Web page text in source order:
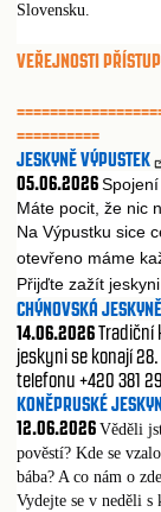
Slovensku.
VEŘEJNOSTI
==========
JESKYNĚ VÝPUSTEK
05.06.2026
Máte pocit, že nic
Na Výpustku sice
otevřeno máme
Přijďte zažít
CHÝNOVSKÁ JESKYNĚ
14.06.2026Tradiční
jeskyni se konají
telefonu +420 381
KONĚPRUSKÉ
12.06.2026 Věděli
pověstí? Kde se
bába? A co nám o
Vydejte se v neděli s